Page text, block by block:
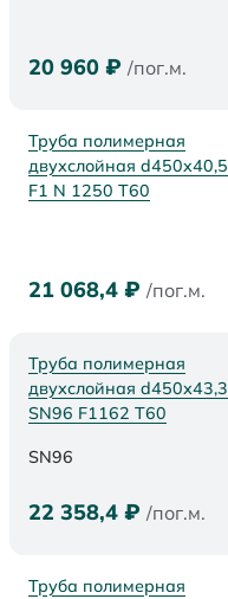
20 960 ₽ /пог.м.
Труба полимерная
двухслойная d450x40,5
F1 N 1250 Т60
21 068,4 ₽ /пог.м.
Труба полимерная
двухслойная d450х43,3
SN96 F1162 Т60
SN96
22 358,4 ₽ /пог.м.
Труба полимерная